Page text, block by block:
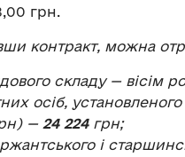
грн.
контракт, можна
складу — вісім
осіб,
— 24 224грн;
і